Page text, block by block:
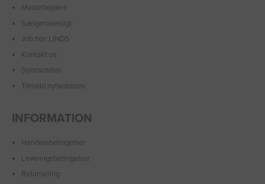
Medarbejdere
Sælgeroversigt
Job hos LINDS
Kontakt os
Sponsorater
Tilmeld nyhedsbrev
INFORMATION
Handelsbetingelser
Leveringsbetingelser
Returnering